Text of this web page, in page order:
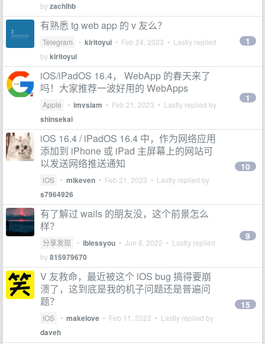
byzachlhb
有熟悉 tg web app 的 v 友么？
Telegram • kiritoyui • Feb 24, 2023 • Lastly replied
bykiritoyui
1
iOS/iPadOS 16.4， WebApp 的春天来了
吗！大家推荐一波好用的 WebApps
Apple • imvsiam • Feb 21, 2023 • Lastly replied by
shinsekai
1
iOS 16.4 / iPadOS 16.4 中，作为网络应用
添加到 iPhone 或 iPad 主屏幕上的网站可
以发送网络推送通知
iOS • mikeven • Feb 21, 2023 • Lastly replied by
s7964926
10
有了解过 wails 的朋友没，这个前景怎么
样？
分享发现 • iblessyou • Jun 8, 2022 • Lastly replied
by815979670
9
V 友救命，最近被这个 iOS bug 搞得要崩
溃了，这到底是我的机子问题还是普遍问
题？
iOS • makelove • Feb 11, 2022 • Lastly replied by
daveh
15